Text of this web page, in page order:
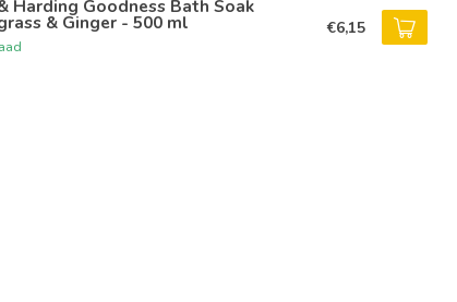
Harding Goodness Bath Soak
& Ginger - 500 ml €6,15